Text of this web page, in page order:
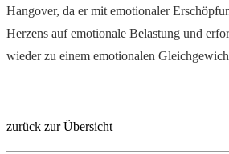
Hangover, da er mit emotionaler
Herzens auf emotionale Belastung und
wieder zu einem emotionalen
zurück zur Übersicht